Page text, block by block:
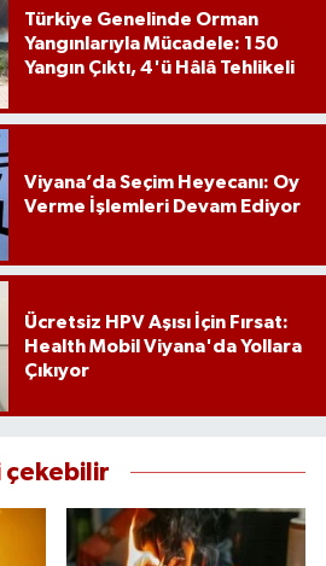
Türkiye Genelinde Orman
Yangınlarıyla Mücadele: 150
Yangın Çıktı, 4'ü Hâlâ Tehlikeli
Viyana’da Seçim Heyecanı: Oy
Verme İşlemleri Devam Ediyor
Ücretsiz HPV Aşısı İçin Fırsat:
Health Mobil Viyana'da Yollara
Çıkıyor
çekebilir